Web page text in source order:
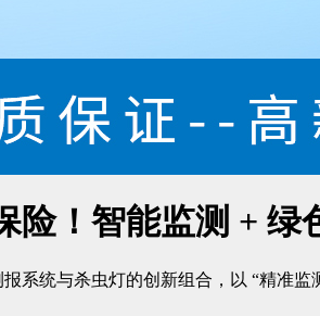
险！智能监测 +
系统与杀虫灯的创新组合，以 “精准